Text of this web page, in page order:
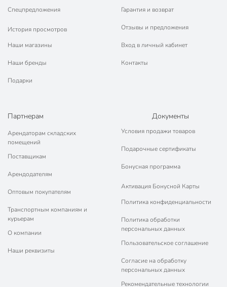
Спецпредложения
История просмотров
Наши магазины
Наши бренды
Подарки
Гарантия и возврат
Отзывы и предложения
Вход в личный кабинет
Контакты
Партнерам
Арендаторам складских
помещений
Поставщикам
Арендодателям
Оптовым покупателям
Транспортным компаниям и
курьерам
О компании
Наши реквизиты
Документы
Условия продажи товаров
Подарочные сертификаты
Бонусная программа
Активация Бонусной Карты
Политика конфиденциальности
Политика обработки
персональных данных
Пользовательское соглашение
Согласие на обработку
персональных данных
Рекомендательные технологии